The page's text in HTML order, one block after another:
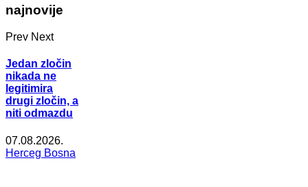
najnovije
Prev Next
Jedan zločin
nikada ne
legitimira
drugi zločin, a
niti odmazdu
07.08.2026.
Herceg Bosna